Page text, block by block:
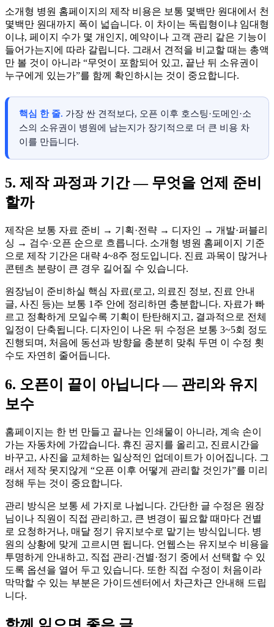
소개형 병원 홈페이지의 제작 비용은 보통 몇백만 원대에서 천
몇백만 원대까지 폭이 넓습니다. 이 차이는 독립형이냐 임대형
이냐, 페이지 수가 몇 개인지, 예약이나 고객 관리 같은 기능이
들어가는지에 따라 갈립니다. 그래서 견적을 비교할 때는 총액
만 볼 것이 아니라 “무엇이 포함되어 있고, 끝난 뒤 소유권이
누구에게 있는가”를 함께 확인하시는 것이 중요합니다.
핵심 한 줄. 가장 싼 견적보다, 오픈 이후 호스팅·도메인·소
스의 소유권이 병원에 남는지가 장기적으로 더 큰 비용 차
이를 만듭니다.
5. 제작 과정과 기간 — 무엇을 언제 준비
할까
제작은 보통 자료 준비 → 기획·전략 → 디자인 → 개발·퍼블리
싱 → 검수·오픈 순으로 흐릅니다. 소개형 병원 홈페이지 기준
으로 제작 기간은 대략 4~8주 정도입니다. 진료 과목이 많거나
콘텐츠 분량이 큰 경우 길어질 수 있습니다.
원장님이 준비하실 핵심 자료(로고, 의료진 정보, 진료 안내
글, 사진 등)는 보통 1주 안에 정리하면 충분합니다. 자료가 빠
르고 정확하게 모일수록 기획이 탄탄해지고, 결과적으로 전체
일정이 단축됩니다. 디자인이 나온 뒤 수정은 보통 3~5회 정도
진행되며, 처음에 동선과 방향을 충분히 맞춰 두면 이 수정 횟
수도 자연히 줄어듭니다.
6. 오픈이 끝이 아닙니다 — 관리와 유지
보수
홈페이지는 한 번 만들고 끝나는 인쇄물이 아니라, 계속 손이
가는 자동차에 가깝습니다. 휴진 공지를 올리고, 진료시간을
바꾸고, 사진을 교체하는 일상적인 업데이트가 이어집니다. 그
래서 제작 못지않게 “오픈 이후 어떻게 관리할 것인가”를 미리
정해 두는 것이 중요합니다.
관리 방식은 보통 세 가지로 나뉩니다. 간단한 글 수정은 원장
님이나 직원이 직접 관리하고, 큰 변경이 필요할 때마다 건별
로 요청하거나, 매달 정기 유지보수로 맡기는 방식입니다. 병
원의 상황에 맞게 고르시면 됩니다. 언웹스는 유지보수 비용을
투명하게 안내하고, 직접 관리·건별·정기 중에서 선택할 수 있
도록 옵션을 열어 두고 있습니다. 또한 직접 수정이 처음이라
막막할 수 있는 부분은 가이드센터에서 차근차근 안내해 드립
니다.